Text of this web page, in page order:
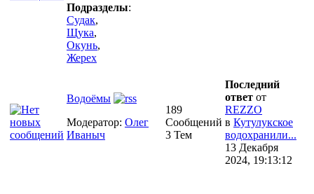
Подразделы:
Судак,
Щука,
Окунь,
Жерех
Водоёмы
Модератор: Олег
Иваныч
189
Сообщений
3 Тем
Последний
ответ от
REZZO
в Кутулукское
водохранили...
13 Декабря
2024, 19:13:12